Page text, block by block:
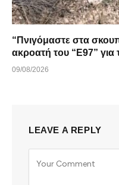
“Πνιγόμαστε στα
ακροατή του “Ε97” για
09/08/2026
LEAVE A REPLY